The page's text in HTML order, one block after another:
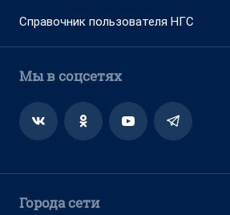
Справочник пользователя НГС
Мы в соцсетях
Города сети